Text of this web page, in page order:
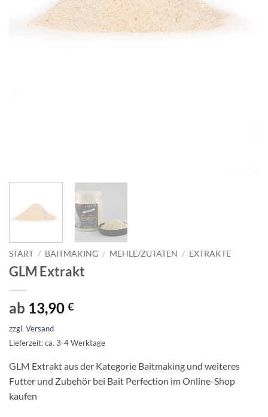
START / BAITMAKING / MEHLE/ZUTATEN / EXTRAKTE
GLM Extrakt
ab 13,90 €
zzgl. Versand
Lieferzeit: ca. 3-4 Werktage
GLM Extrakt aus der Kategorie Baitmaking und weiteres
Futter und Zubehör bei Bait Perfection im Online-Shop
kaufen